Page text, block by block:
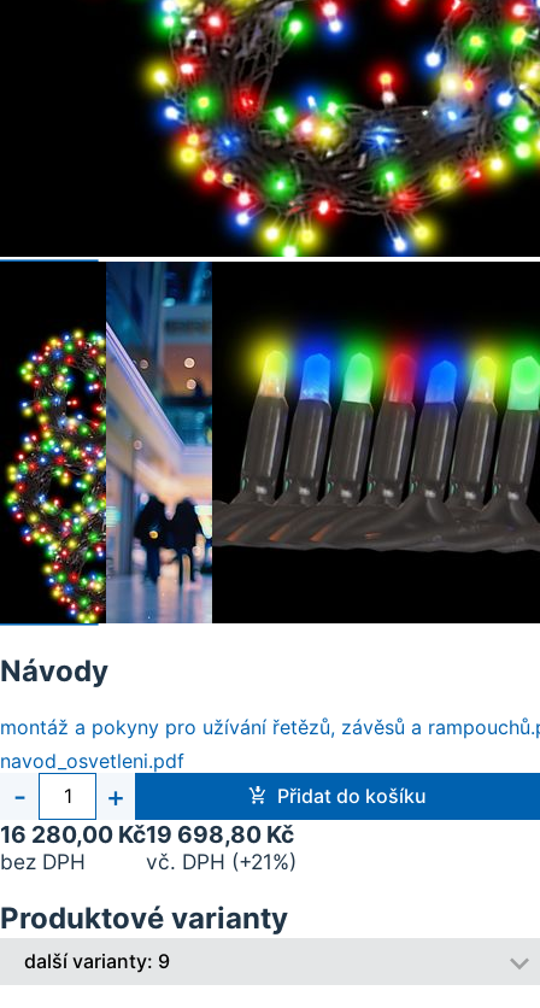
Návody
montáž a pokyny pro užívání řetězů, závěsů a
navod_osvetleni.pdf
Počet
kusů
- + Přidat do košíku
16 280,00 Kč
bez DPH
19 698,80 Kč
vč. DPH (+21%)
Produktové varianty
další varianty: 9